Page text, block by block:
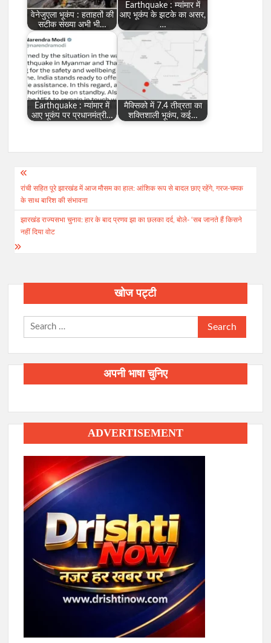
वेनेजुएला भूकंप : हताहतों की
सटीक संख्या अभी भी…
Earthquake : म्यांमार में
आए भूकंप के झटके का असर,
…
Earthquake : म्यांमार में
आए भूकंप पर प्रधानमंत्री…
मैक्सिको में 7.4 तीव्रता का
शक्तिशाली भूकंप, कई…
Post
navigation
रांची सहित पूरे झारखंड में आज मौसम का हाल: आंशिक रूप से बादल छाए रहेंगे, गरज-चमक
के साथ बारिश की संभावना
झारखंड राज्यसभा चुनाव: हार के बाद प्रणव झा का छलका दर्द, बोले- ‘सब जानते हैं किसने
नहीं दिया वोट
खोज पट्टी
Search
for:
अपनी भाषा चुनिए
ADVERTISEMENT